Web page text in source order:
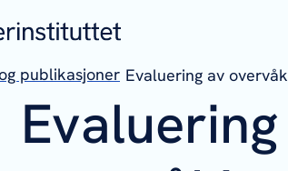
publikasjoner Evaluering av